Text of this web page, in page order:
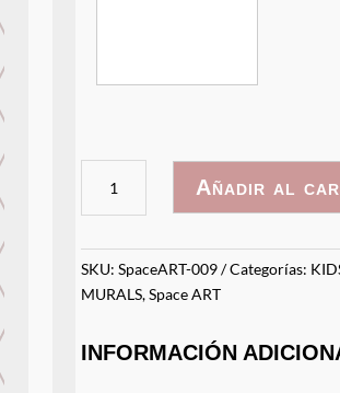
009
cantidad
Añadir al
SKU:SpaceART-009 Categorías:
MURALS,Space ART
INFORMACIÓN